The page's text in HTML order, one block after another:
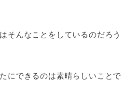
そんなことをしているのだろう
にできるのは素晴らしいことで